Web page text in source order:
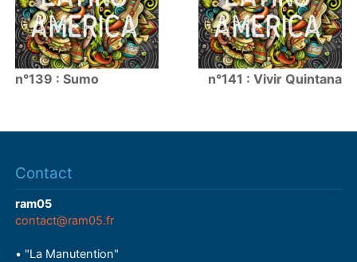
n°139 : Sumo n°141 : Vivir Quintana
Contact
ram05
contact@ram05.fr
• "La Manutention"